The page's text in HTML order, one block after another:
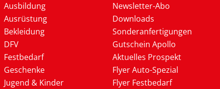
Ausbildung
Ausrüstung
Bekleidung
DFV
Festbedarf
Geschenke
Jugend & Kinder
Newsletter-Abo
Downloads
Sonderanfertigungen
Gutschein Apollo
Aktuelles Prospekt
Flyer Auto-Spezial
Flyer Festbedarf